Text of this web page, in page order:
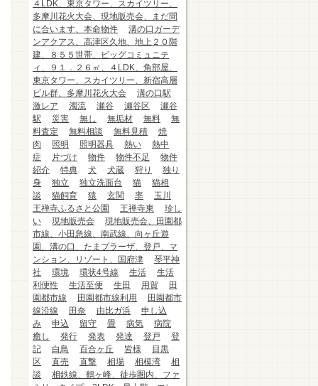
４LDK、東京タワー、スカイツリー、
多摩川花火大会、現地販売会、まだ間
に合います、本命物件
溝の口ガーデ
ンアクアス、高津区久地、地上２０階
建、８５５世帯、ビッグコミュニテ
ィ、９１．２６㎡、４LDK、角部屋、
東京タワー、スカイツリー、新宿高層
ビル群、多摩川花火大会
溝の口駅
激レア
濁流 瀬谷 瀬谷区
瀬谷
駅
災害 無し 無垢材 無料
無
料査定
無料相談 無料見積
焼
肉
照明 照明器具 熱い
熱中
症
片づけ 物件 物件不足
物件
紹介
特典 犬 犬蔵 狩り
独り
身
独立 独立洗面台 猫
猫相
談
猫飼育 猿 玄関 率
玉川
王禅寺ふるさと公園
王禅寺東
珍し
い
現地販売会
現地販売会、田園都
市線、小田急線、南武線、向ヶ丘遊
園、溝の口、たまプラーザ、登戸、マ
ンション、リゾート、国府津
琴平神
社
環境 環状4号線 生活
生活
利便性
生活至便 生田 用賀
田
園都市線
田園都市線利用
田園都市
線沿線
田奈 由比ガ浜
申し込
み
申込 留守 畳 病気
病院
癒し
発行 発表 発達 登戸
登
記
白鳥 百合ヶ丘 皆様
目黒
区
直売 直撃 相場 相模湾
相
談
相鉄線、鶴ヶ峰、徒歩圏内、ファ